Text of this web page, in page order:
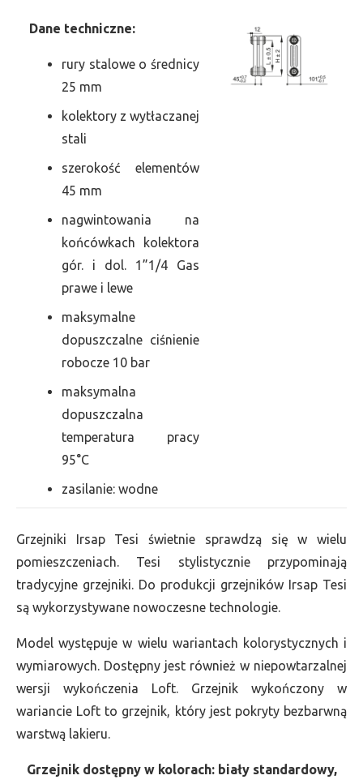
Dane techniczne:
rury stalowe o średnicy
25 mm
kolektory z wytłaczanej
stali
szerokość elementów
45 mm
nagwintowania na
końcówkach kolektora
gór. i dol. 1”1/4 Gas
prawe i lewe
maksymalne
dopuszczalne ciśnienie
robocze 10 bar
maksymalna
dopuszczalna
temperatura pracy
95°C
zasilanie: wodne
Grzejniki Irsap Tesi świetnie sprawdzą się w wielu
pomieszczeniach. Tesi stylistycznie przypominają
tradycyjne grzejniki. Do produkcji grzejników Irsap Tesi
są wykorzystywane nowoczesne technologie.
Model występuje w wielu wariantach kolorystycznych i
wymiarowych. Dostępny jest również w niepowtarzalnej
wersji wykończenia Loft. Grzejnik wykończony w
wariancie Loft to grzejnik, który jest pokryty bezbarwną
warstwą lakieru.
Grzejnik dostępny w kolorach: biały standardowy,